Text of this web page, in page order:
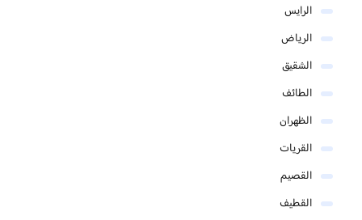
الرايس
الرياض
الشقيق
الطائف
الظهران
القريات
القصيم
القطيف